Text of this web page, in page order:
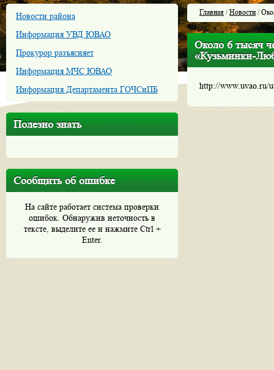
Новости района
Информация УВД ЮВАО
Прокурор разъясняет
Информация МЧС ЮВАО
Информация Департамента ГОЧСиПБ
Полезно знать
Сообщить об ошибке
На сайте работает система проверки
ошибок. Обнаружив неточность в
тексте, выделите ее и нажмите Ctrl +
Enter.
Главная /Новости/
Около 6 тысяч
«Кузьминки-
http://www.uvao.ru/